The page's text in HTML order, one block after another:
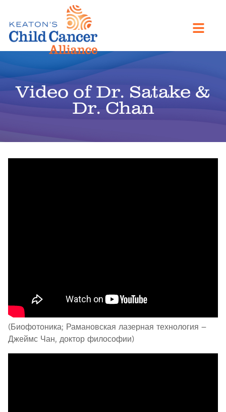
Video of Dr. Satake &
Dr. Chan
(Биофотоника; Рамановская лазерная технология –
Джеймс Чан, доктор философии)